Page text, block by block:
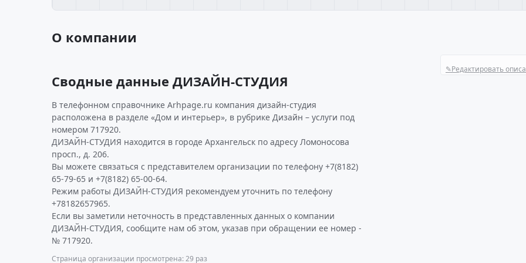
О компании
✎Редактировать
Сводные данные ДИЗАЙН-СТУДИЯ
В телефонном справочнике Arhpage.ru компания дизайн-студия
расположена в разделе «Дом и интерьер», в рубрике Дизайн – услуги под
номером 717920.
ДИЗАЙН-СТУДИЯ находится в городе Архангельск по адресу Ломоносова
просп., д. 206.
Вы можете связаться с представителем организации по телефону +7(8182)
65-79-65 и +7(8182) 65-00-64.
Режим работы ДИЗАЙН-СТУДИЯ рекомендуем уточнить по телефону
+78182657965.
Если вы заметили неточность в представленных данных о компании
ДИЗАЙН-СТУДИЯ, сообщите нам об этом, указав при обращении ее номер -
№ 717920.
Страница организации просмотрена: 29 раз